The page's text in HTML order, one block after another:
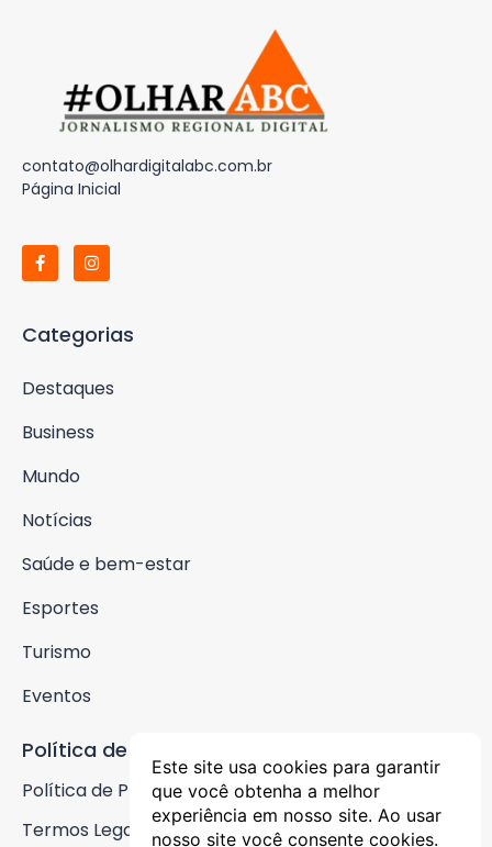
contato@olhardigitalabc.com.br
Página Inicial
Categorias
Destaques
Business
Mundo
Notícias
Saúde e bem-estar
Esportes
Turismo
Eventos
Política de Privacidade
Política de Privacidade
Termos Legais
Este site usa cookies para garantir
que você obtenha a melhor
experiência em nosso site. Ao usar
nosso site você consente cookies.